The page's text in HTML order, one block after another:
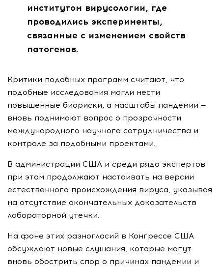
институтом вирусологии, где
проводились эксперименты,
связанные с изменением свойств
патогенов.
Критики подобных программ считают, что
подобные исследования могли нести
повышенные биориски, а масштабы пандемии —
вновь поднимают вопрос о прозрачности
международного научного сотрудничества и
контроле за подобными проектами.
В администрации США и среди ряда экспертов
при этом продолжают настаивать на версии
естественного происхождения вируса, указывая
на отсутствие окончательных доказательств
лабораторной утечки.
На фоне этих разногласий в Конгрессе США
обсуждают новые слушания, которые могут
вновь обострить спор о причинах пандемии и